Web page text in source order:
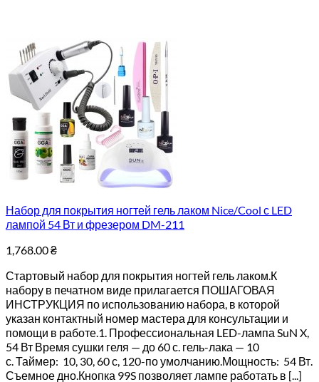
Набор для покрытия ногтей гель лаком Nice/Cool с LED
лампой 54 Вт и фрезером DM-211
1,768.00₴
Стартовый набор для покрытия ногтей гель лаком.К
набору в печатном виде прилагается ПОШАГОВАЯ
ИНСТРУКЦИЯ по использованию набора, в которой
указан контактный номер мастера для консультации и
помощи в работе.1. Профессиональная LED-лампа SuN X,
54 Вт Время сушки геля — до 60 с. гель-лака — 10
с. Таймер: 10, 30, 60 с, 120-по умолчанию.Мощность: 54 Вт.
Съемное дно.Кнопка 99S позволяет лампе работать в [...]